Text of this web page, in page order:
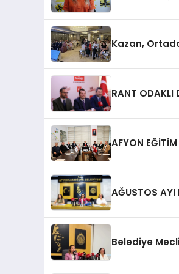
Kazan,
RANT ODAKLI
AFYON
AĞUSTOS AYI
Belediye